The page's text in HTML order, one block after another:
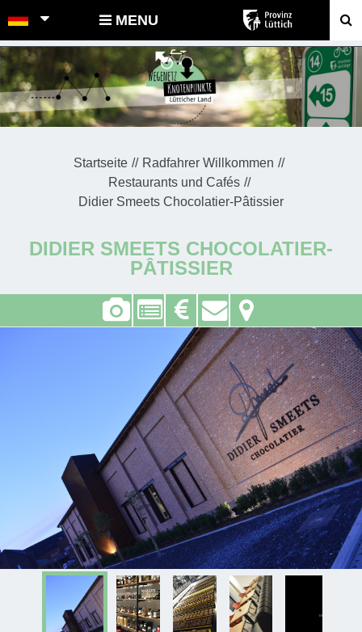
POINTS-NOEUDS MENU
Startseite
Radfahrer Willkommen
Restaurants und Cafés
Didier Smeets Chocolatier-Pâtissier
DIDIER SMEETS CHOCOLATIER-
PÂTISSIER